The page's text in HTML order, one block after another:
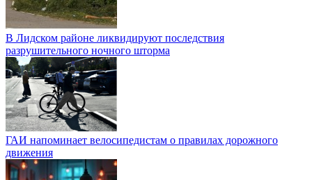
В Лидском районе ликвидируют последствия
разрушительного ночного шторма
ГАИ напоминает велосипедистам о правилах дорожного
движения